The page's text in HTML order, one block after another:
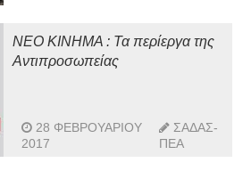
ΝΕΟ ΚΙΝΗΜΑ : Τα περίεργα της
Αντιπροσωπείας
28 ΦΕΒΡΟΥΑΡΊΟΥ
2017
ΣΑΔΑΣ-
ΠΕΑ